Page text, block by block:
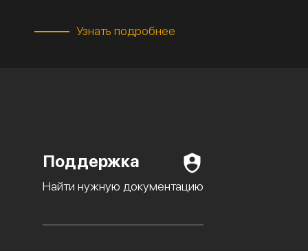
Узнать подробнее
Поддержка
Найти нужную документацию